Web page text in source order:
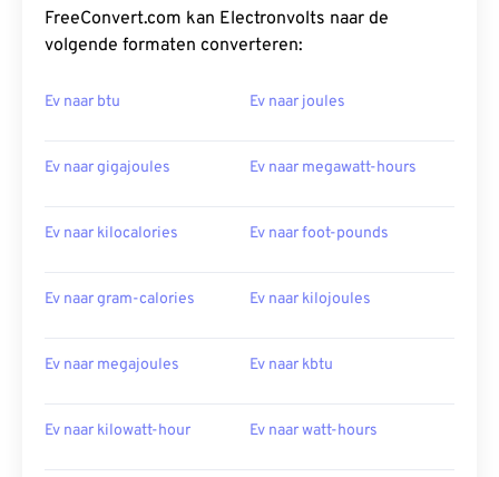
FreeConvert.com kan Electronvolts naar de
volgende formaten converteren:
Ev naar btu Ev naar joules
Ev naar gigajoules Ev naar megawatt-hours
Ev naar kilocalories Ev naar foot-pounds
Ev naar gram-calories Ev naar kilojoules
Ev naar megajoules Ev naar kbtu
Ev naar kilowatt-hour Ev naar watt-hours